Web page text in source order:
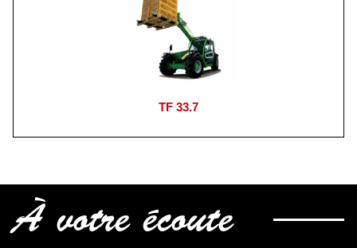
TF 33.7
À votre écoute